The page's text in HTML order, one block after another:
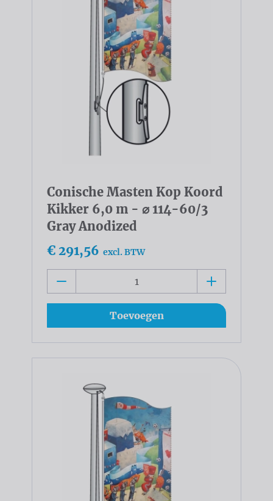
Conische Masten Kop Koord
Kikker 6,0 m - ⌀ 114-60/3
Gray Anodized
€ 291,56 excl. BTW
Toevoegen